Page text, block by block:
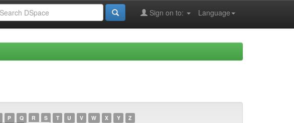
Language
Sign on to:
P Q R S T U V W X Y Z